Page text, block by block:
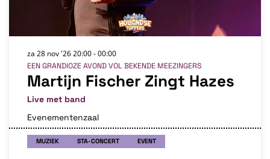
Martijn Fischer Zingt Hazes
Live met band
EEN GRANDIOZE AVOND VOL BEKENDE MEEZINGERS
za 28 nov '2620:00 - 00:00
Evenementenzaal
MUZIEK STA-CONCERT EVENT